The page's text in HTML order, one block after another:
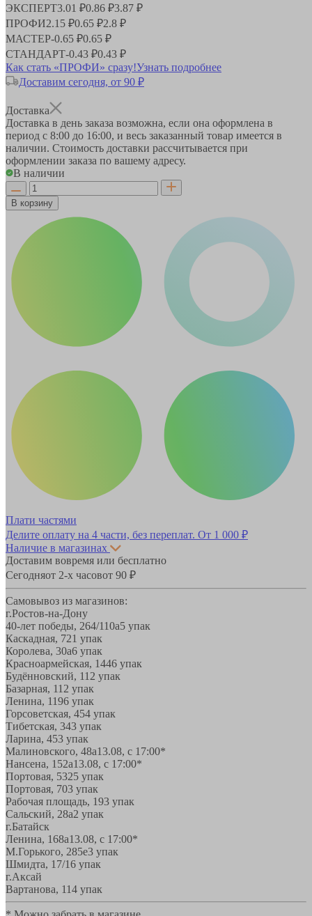
ЭКСПЕРТ3.01 ₽0.86 ₽3.87 ₽
ПРОФИ2.15 ₽0.65 ₽2.8 ₽
МАСТЕР-0.65 ₽0.65 ₽
СТАНДАРТ-0.43 ₽0.43 ₽
Как стать «ПРОФИ» сразу!Узнать подробнее
Доставим сегодня, от 90 ₽
Доставка
Доставка в день заказа возможна, если она оформлена в
период с 8:00 до 16:00, и весь заказанный товар имеется в
наличии. Стоимость доставки рассчитывается при
оформлении заказа по вашему адресу.
В наличии
В корзину
Плати частями
Делите оплату на 4 части, без переплат. От 1 000 ₽
Наличие в магазинах
Доставим вовремя или бесплатно
Сегодняот 2-х часовот 90 ₽
Самовывоз из магазинов:
г.Ростов-на-Дону
40-лет победы, 264/110а5 упак
Каскадная, 721 упак
Королева, 30а6 упак
Красноармейская, 1446 упак
Будённовский, 11 2 упак
Базарная, 11 2 упак
Ленина, 1196 упак
Горсоветская, 454 упак
Тибетская, 343 упак
Ларина, 453 упак
Малиновского, 48а13.08, с 17:00*
Нансена, 152а13.08, с 17:00*
Портовая, 5325 упак
Портовая, 703 упак
Рабочая площадь, 193 упак
Сальский, 28a2 упак
г.Батайск
Ленина, 168а13.08, с 17:00*
М.Горького, 285е3 упак
Шмидта, 17/16 упак
г.Аксай
Вартанова, 114 упак